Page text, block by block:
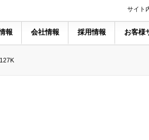
サイト
報 会社情報 採用情報 お客様